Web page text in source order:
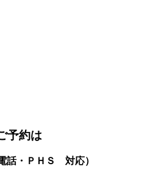
予約は
話・ＰＨＳ 対応）